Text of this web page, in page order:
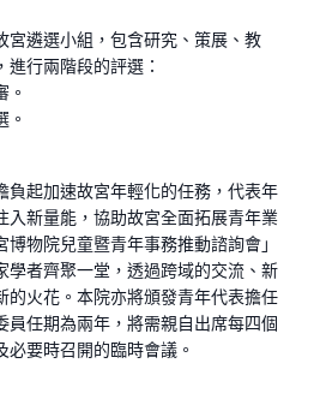
宮遴選小組，包含研究、策展、教
行兩階段的評選：
。
。
負起加速故宮年輕化的任務，代表年
入新量能，協助故宮全面拓展青年業
物院兒童暨青年事務推動諮詢會」
學者齊聚一堂，透過跨域的交流、新
的火花。本院亦將頒發青年代表擔任
員任期為兩年，將需親自出席每四個
要時召開的臨時會議。